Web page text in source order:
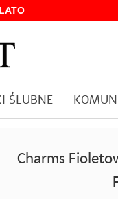
ŚLUBNE
Charms